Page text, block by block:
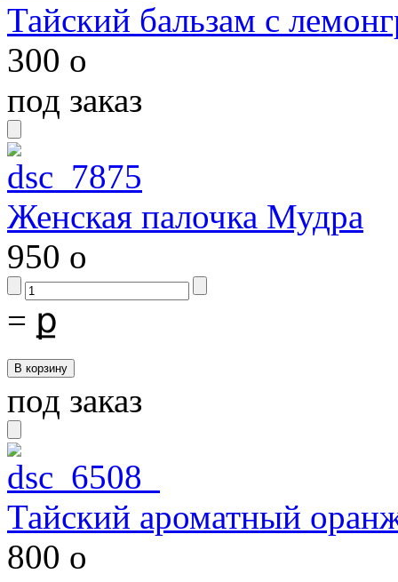
Тайский бальзам с
300 o
под заказ
Женская палочка Мудра
950 o
= ք
под заказ
Тайский ароматный
800 o